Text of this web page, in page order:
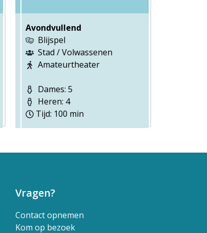
Avondvullend
Blijspel
Stad / Volwassenen
Amateurtheater
Dames: 5
Heren: 4
Tijd: 100 min
Vragen?
Contact opnemen
Kom op bezoek